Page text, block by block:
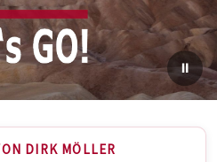
DIRK MÖLLER